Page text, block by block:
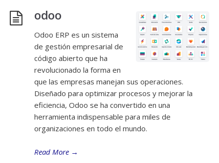
odoo
Odoo ERP es un sistema
de gestión empresarial de
código abierto que ha
revolucionado la forma en
que las empresas manejan sus operaciones.
Diseñado para optimizar procesos y mejorar la
eficiencia, Odoo se ha convertido en una
herramienta indispensable para miles de
organizaciones en todo el mundo.
Read More →